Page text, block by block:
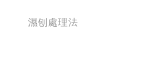
濕刨處理法